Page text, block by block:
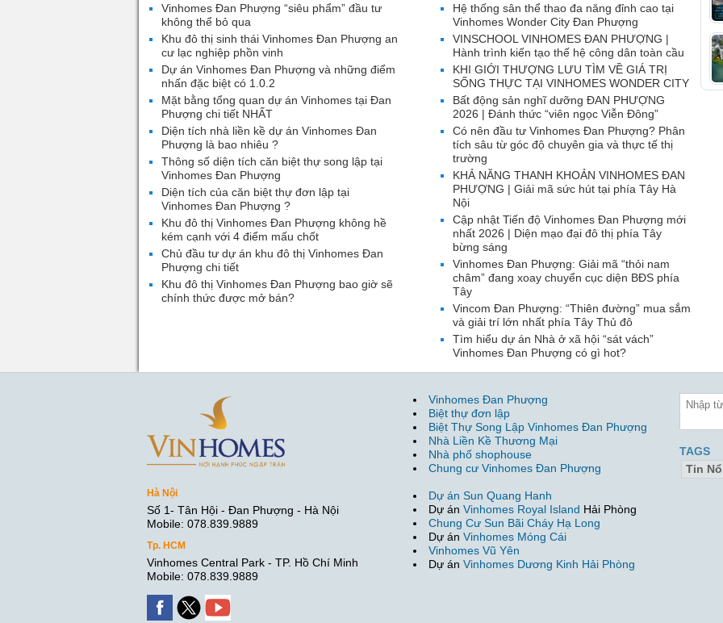
Hệ thống sân thể thao đa năng đỉnh cao tại
Vinhomes Wonder City Đan Phượng
VINSCHOOL VINHOMES ĐAN PHƯỢNG |
Hành trình kiến tạo thế hệ công dân toàn cầu
KHI GIỚI THƯỢNG LƯU TÌM VỀ GIÁ TRỊ
SỐNG THỰC TẠI VINHOMES WONDER CITY
Bất động sản nghĩ dưỡng ĐAN PHƯỢNG
2026 | Đánh thức “viên ngọc Viễn Đông”
Có nên đầu tư Vinhomes Đan Phượng? Phân
tích sâu từ góc độ chuyên gia và thực tế thị
trường
KHẢ NĂNG THANH KHOẢN VINHOMES ĐAN
PHƯỢNG | Giải mã sức hút tại phía Tây Hà
Nội
Cập nhật Tiến độ Vinhomes Đan Phượng mới
nhất 2026 | Diện mạo đại đô thị phía Tây
bừng sáng
Vinhomes Đan Phượng: Giải mã “thỏi nam
châm” đang xoay chuyển cục diện BĐS phía
Tây
Vincom Đan Phượng: “Thiên đường” mua sắm
và giải trí lớn nhất phía Tây Thủ đô
Tìm hiểu dự án Nhà ở xã hội “sát vách”
Vinhomes Đan Phượng có gì hot?
Vinhomes Đan Phượng “siêu phẩm” đầu tư
không thể bỏ qua
Khu đô thị sinh thái Vinhomes Đan Phượng an
cư lạc nghiệp phồn vinh
Dự án Vinhomes Đan Phượng và những điểm
nhấn đặc biệt có 1.0.2
Mặt bằng tổng quan dự án Vinhomes tại Đan
Phượng chi tiết NHẤT
Diện tích nhà liền kề dự án Vinhomes Đan
Phượng là bao nhiêu ?
Thông số diện tích căn biệt thự song lập tại
Vinhomes Đan Phượng
Diện tích của căn biệt thự đơn lập tại
Vinhomes Đan Phượng ?
Khu đô thị Vinhomes Đan Phượng không hề
kém cạnh với 4 điểm mấu chốt
Chủ đầu tư dự án khu đô thị Vinhomes Đan
Phượng chi tiết
Khu đô thị Vinhomes Đan Phượng bao giờ sẽ
chính thức được mở bán?
Hà Nội
Số 1- Tân Hội - Đan Phượng - Hà Nội
Mobile: 078.839.9889
Tp. HCM
Vinhomes Central Park - TP. Hồ Chí Minh
Mobile: 078.839.9889
Vinhomes Đan Phượng
Biệt thự đơn lập
Biệt Thự Song Lập Vinhomes Đan Phượng
Nhà Liền Kề Thương Mại
Nhà phố shophouse
Chung cư Vinhomes Đan Phượng
Dự án Sun Quang Hanh
Dự án Vinhomes Royal Island Hải Phòng
Chung Cư Sun Bãi Cháy Hạ Long
Dự án Vinhomes Móng Cái
Vinhomes Vũ Yên
Dự án Vinhomes Dương Kinh Hải Phòng
TAGS
Tin